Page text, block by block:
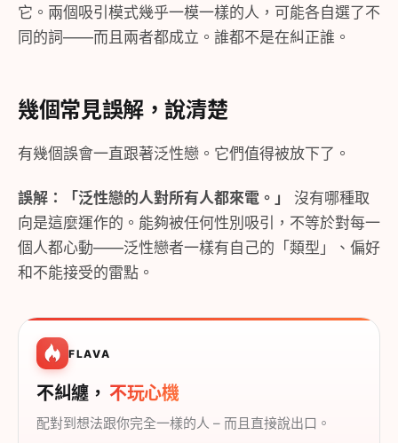
它。兩個吸引模式幾乎一模一樣的人，可能各自選了不
同的詞——而且兩者都成立。誰都不是在糾正誰。
幾個常見誤解，說清楚
有幾個誤會一直跟著泛性戀。它們值得被放下了。
誤解：「泛性戀的人對所有人都來電。」
沒有哪種取
向是這麼運作的。能夠被任何性別吸引，不等於對每一
個人都心動——泛性戀者一樣有自己的「類型」、偏好
和不能接受的雷點。
FLAVA
不糾纏， 不玩心機
配對到想法跟你完全一樣的人 – 而且直接說出口。